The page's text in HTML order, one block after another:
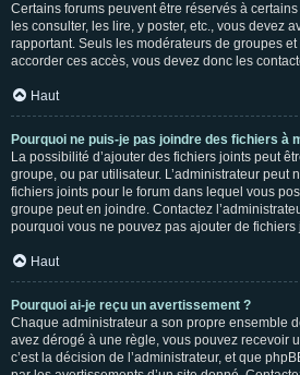
Certains forums peuvent être réservés à
les consulter, les lire, y poster, etc., vous devez
rapportant. Seuls les modérateurs de groupes
accorder ces accès, vous devez donc les
Haut
Pourquoi ne puis-je pas joindre des fichiers à
La possibilité d’ajouter des fichiers joints peut
groupe, ou par utilisateur. L’administrateur peut
fichiers joints pour le forum dans lequel vous
groupe peut en joindre. Contactez
pourquoi vous ne pouvez pas ajouter de fichiers
Haut
Pourquoi ai-je reçu un avertissement ?
Chaque administrateur a son propre ensemble
avez dérogé à une règle, vous pouvez recevoir
c’est la décision de l’administrateur, et que